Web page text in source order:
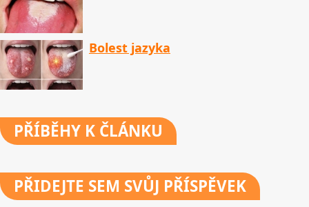
Bolest jazyka
PŘÍBĚHY K ČLÁNKU
PŘIDEJTE SEM SVŮJ PŘÍSPĚVEK